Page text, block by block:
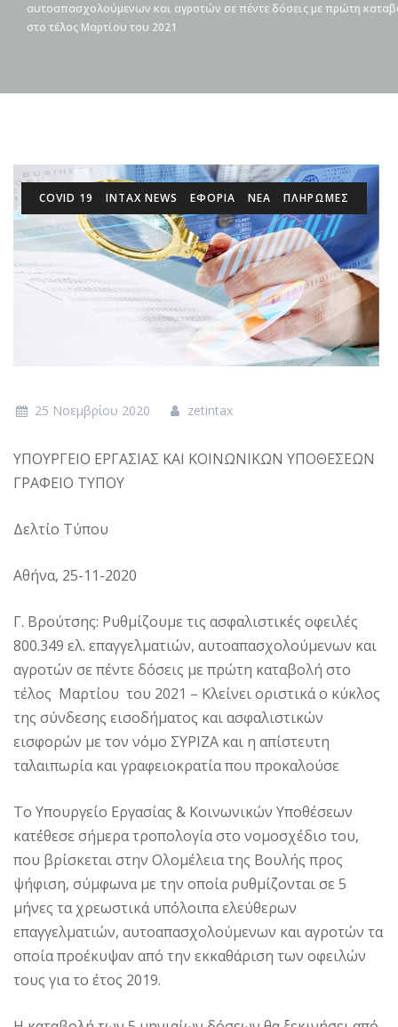
αυτοαπασχολούμενων και αγροτών σε πέντε δόσεις με πρώτη
στο τέλος Μαρτίου του 2021
COVID 19 INTAX NEWS ΕΦΟΡΙΑ ΝΕΑ ΠΛΗΡΩΜΕΣ
25 Νοεμβρίου 2020 zetintax
ΥΠΟΥΡΓΕΙΟ EΡΓΑΣΙΑΣ ΚΑΙ ΚΟΙΝΩΝΙΚΩΝ ΥΠΟΘΕΣΕΩΝ
ΓΡΑΦΕΙΟ ΤΥΠΟΥ
Δελτίο Τύπου
Αθήνα, 25-11-2020
Γ. Βρούτσης: Ρυθμίζουμε τις ασφαλιστικές οφειλές
800.349 ελ. επαγγελματιών, αυτοαπασχολούμενων και
αγροτών σε πέντε δόσεις με πρώτη καταβολή στο
τέλος Μαρτίου του 2021 – Κλείνει οριστικά ο κύκλος
της σύνδεσης εισοδήματος και ασφαλιστικών
εισφορών με τον νόμο ΣΥΡΙΖΑ και η απίστευτη
ταλαιπωρία και γραφειοκρατία που προκαλούσε
Το Υπουργείο Εργασίας & Κοινωνικών Υποθέσεων
κατέθεσε σήμερα τροπολογία στο νομοσχέδιο του,
που βρίσκεται στην Ολομέλεια της Βουλής προς
ψήφιση, σύμφωνα με την οποία ρυθμίζονται σε 5
μήνες τα χρεωστικά υπόλοιπα ελεύθερων
επαγγελματιών, αυτοαπασχολούμενων και αγροτών τα
οποία προέκυψαν από την εκκαθάριση των οφειλών
τους για το έτος 2019.